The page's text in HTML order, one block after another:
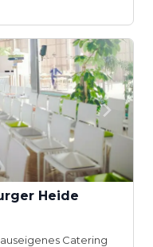
Heide
Catering